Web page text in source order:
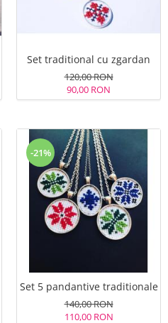
Set traditional cu zgardan
120,00 RON
90,00 RON
-21%
Set 5 pandantive traditionale
140,00 RON
110,00 RON